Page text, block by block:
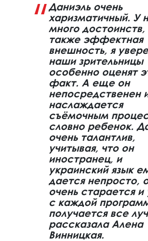
Даниэль очень
харизматичный. У
много достоинств,
также эффектная
внешность, я
наши зрительницы
особенно оценят
факт. А еще он
непосредственен
наслаждается
съёмочным
словно ребенок.
очень талантлив,
учитывая, что он
иностранец, и
украинский язык
дается непросто,
очень старается и
с каждой
получается все
рассказала Алена
Винницкая.